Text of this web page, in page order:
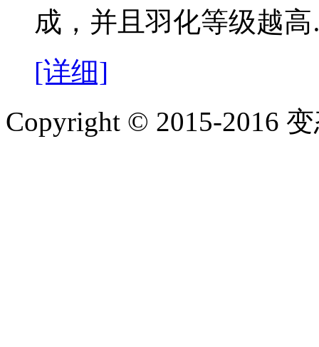
成，并且羽化等级越
[详细]
Copyright © 2015-2016